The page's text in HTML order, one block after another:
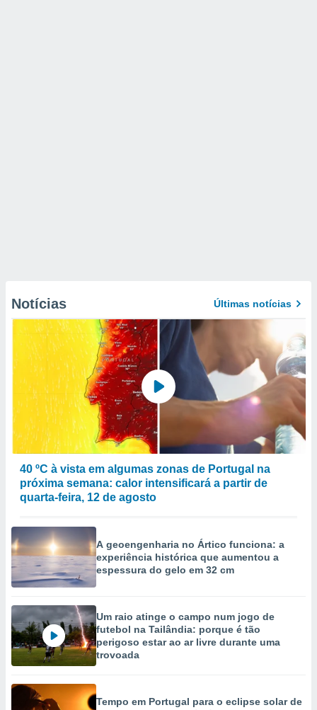
Notícias Últimas notícias
40 ºC à vista em algumas zonas de Portugal na
próxima semana: calor intensificará a partir de
quarta-feira, 12 de agosto
A geoengenharia no Ártico funciona: a
experiência histórica que aumentou a
espessura do gelo em 32 cm
Um raio atinge o campo num jogo de
futebol na Tailândia: porque é tão
perigoso estar ao ar livre durante uma
trovoada
Tempo em Portugal para o eclipse solar de